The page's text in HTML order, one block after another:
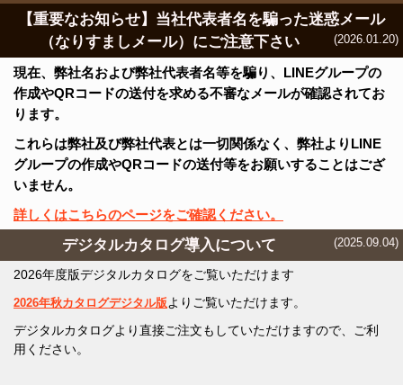
【重要なお知らせ】当社代表者名を騙った迷惑メール
（なりすましメール）にご注意下さい
(2026.01.20)
現在、弊社名および弊社代表者名等を騙り、LINEグループの
作成やQRコードの送付を求める不審なメールが確認されてお
ります。
これらは弊社及び弊社代表とは一切関係なく、弊社よりLINE
グループの作成やQRコードの送付等をお願いすることはござ
いません。
詳しくはこちらのページをご確認ください。
デジタルカタログ導入について (2025.09.04)
2026年度版デジタルカタログをご覧いただけます
2026年秋カタログデジタル版 よりご覧いただけます。
デジタルカタログより直接ご注文もしていただけますので、ご利
用ください。